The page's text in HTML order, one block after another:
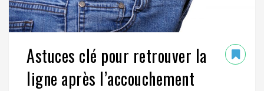
Astuces clé pour retrouver la
ligne après l’accouchement